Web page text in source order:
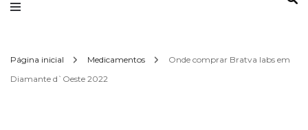
Página inicial Medicamentos
Onde comprar Bratva labs em
Diamante d`Oeste 2022